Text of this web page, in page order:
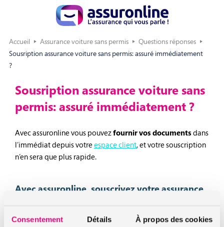
Consentement Détails À propos des cookies
Accueil Assurance voiture sans permis
Questions réponses
Sousription assurance voiture sans permis: assuré immédiatement
?
Sousription assurance voiture sans
permis: assuré immédiatement ?
Avec assuronline vous pouvezfournir vos documents dans
l’immédiat depuis votreespace client, et votre souscription
n’en sera que plus rapide.
Avec assuronline, souscrivez votre assurance
Commencez par réaliser votre devis
depuis notre site en